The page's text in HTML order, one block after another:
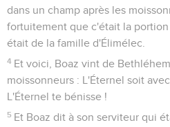
dans un champ après les
fortuitement que c'était la
était de la famille d'Élimélec.
4 Et voici, Boaz vint de
moissonneurs : L'Éternel soit
L'Éternel te bénisse !
5 Et Boaz dit à son serviteur qui